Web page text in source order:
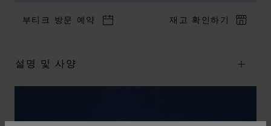
부티크 방문 예약 재고 확인하기
설명 및 사양